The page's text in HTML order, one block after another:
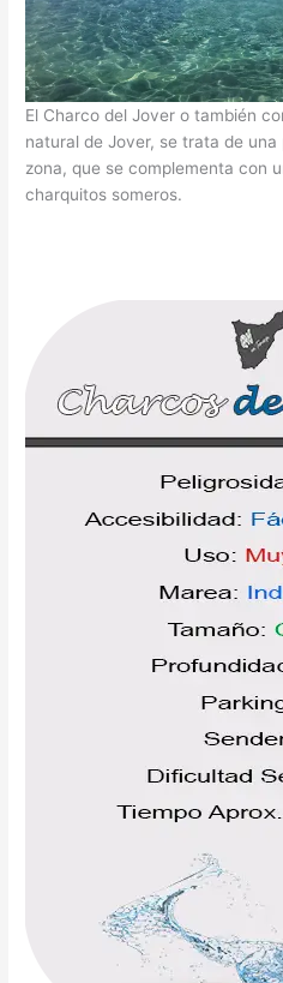
El Charco del Jover o también
natural de Jover, se trata de
zona, que se complementa con
charquitos someros.